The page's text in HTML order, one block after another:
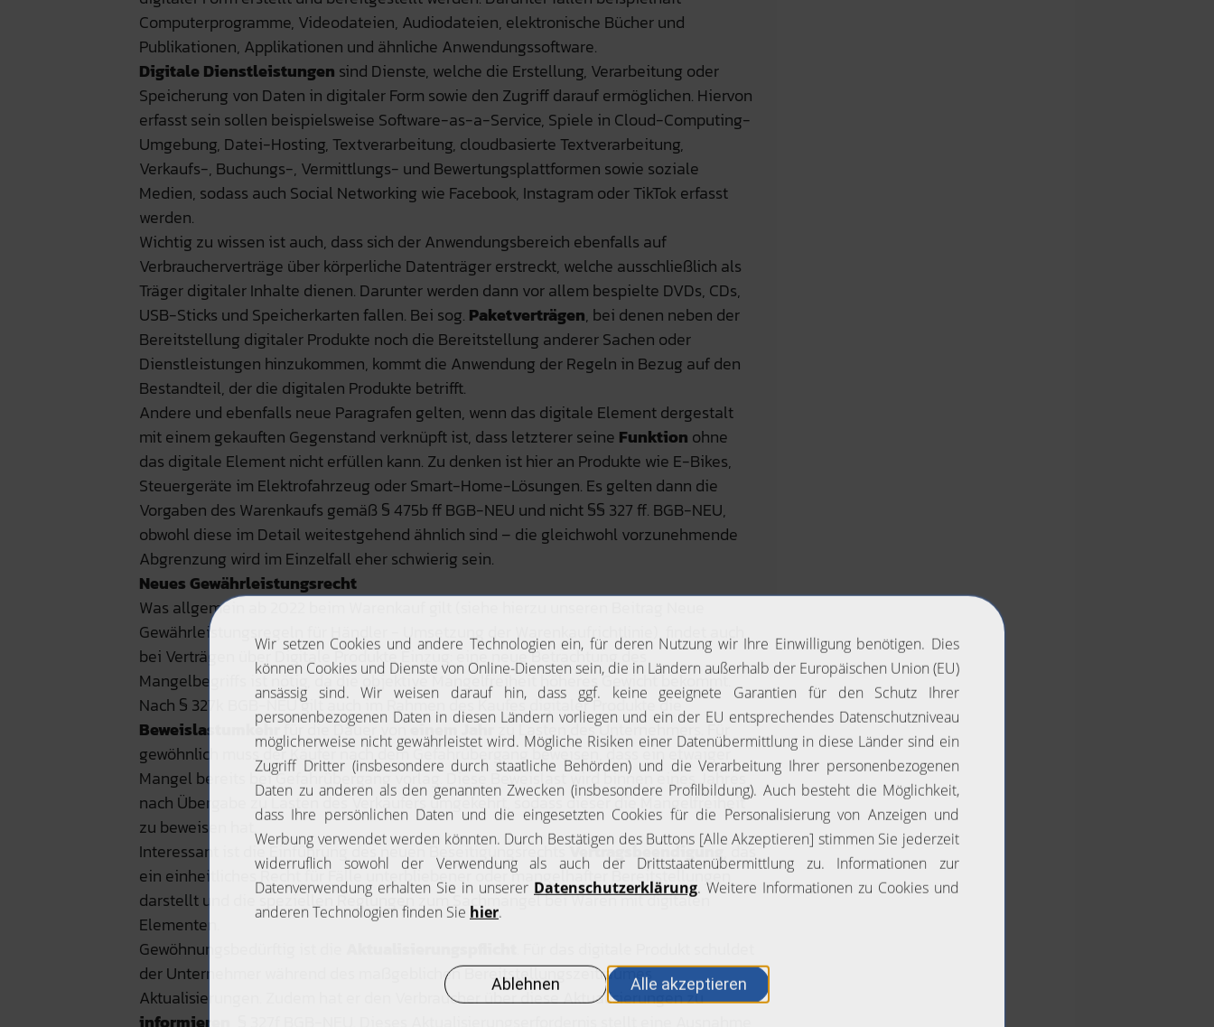
Computerprogramme, Videodateien, Audiodateien, elektronische Bücher und
Publikationen, Applikationen und ähnliche Anwendungssoftware.
Digitale Dienstleistungen sind Dienste, welche die Erstellung, Verarbeitung oder
Speicherung von Daten in digitaler Form sowie den Zugriff darauf ermöglichen. Hiervon
erfasst sein sollen beispielsweise Software-as-a-Service, Spiele in Cloud-Computing-
Umgebung, Datei-Hosting, Textverarbeitung, cloudbasierte Textverarbeitung,
Verkaufs-, Buchungs-, Vermittlungs- und Bewertungsplattformen sowie soziale
Medien, sodass auch Social Networking wie Facebook, Instagram oder TikTok erfasst
werden.
Wichtig zu wissen ist auch, dass sich der Anwendungsbereich ebenfalls auf
Verbraucherverträge über körperliche Datenträger erstreckt, welche ausschließlich als
Träger digitaler Inhalte dienen. Darunter werden dann vor allem bespielte DVDs, CDs,
USB-Sticks und Speicherkarten fallen. Bei sog. Paketverträgen, bei denen neben der
Bereitstellung digitaler Produkte noch die Bereitstellung anderer Sachen oder
Dienstleistungen hinzukommen, kommt die Anwendung der Regeln in Bezug auf den
Bestandteil, der die digitalen Produkte betrifft.
Andere und ebenfalls neue Paragrafen gelten, wenn das digitale Element dergestalt
mit einem gekauften Gegenstand verknüpft ist, dass letzterer seine Funktion ohne
das digitale Element nicht erfüllen kann. Zu denken ist hier an Produkte wie E-Bikes,
Steuergeräte im Elektrofahrzeug oder Smart-Home-Lösungen. Es gelten dann die
Vorgaben des Warenkaufs gemäß § 475b ff BGB-NEU und nicht §§ 327 ff. BGB-NEU,
obwohl diese im Detail weitestgehend ähnlich sind – die gleichwohl vorzunehmende
Abgrenzung wird im Einzelfall eher schwierig sein.
Neues Gewährleistungsrecht
Was allgemein ab 2022 beim Warenkauf gilt (siehe hierzu unseren Beitrag Neue
Gewährleistungsregeln für Händler - Umsetzung der Warenkaufrichtlinie), findet auch
bei Verträgen über Digitale Produkte Einzug: eine neue Betrachtung des
Mangelbegriffs ist nötig, da die objektive Mangelfreiheit höheres Gewicht bekommt.
Nach § 327k BGB-NEU gilt auch im Rahmen des Kaufes digitaler Produkte die
Beweislastumkehrfür die Dauer voneinem Jahrzu Lasten des Unternehmers. Für
gewöhnlich muss der Käufer nach dem Gefahrübergang beweisen, dass ein etwaiger
Mangel bereits bei Gefahrübergang vorlag. Diese Beweislast wird binnen eines Jahres
nach Übergabe zu Lasten des Verkäufers umgekehrt, sodass dieser die Mangelfreiheit
zu beweisen hat.
Interessant ist die Einführung des neuen BeseitigungsrechtsVertragsbeendigung, das
ein einheitliches Recht für Fälle unterbliebener oder mangelhafter Bereitstellungen
darstellt und die speziellen Reglungen zum Sachmangel bei Waren mit digitalen
Elementen.
Gewöhnungsbedürftig ist die
der Unternehmer während des maßgeblichen Bereitstellungszeitraumes
Aktualisierungen. Zudem hat er den Verbraucher über diese Aktualisierungen zu
informieren